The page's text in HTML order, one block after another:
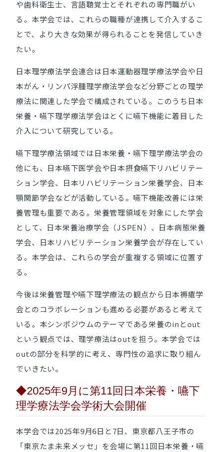
や歯科衛生士、言語聴覚士とそれぞれの専門職がい
る。本学会では、これらの職種が連携して介入するこ
とで、より大きな効果が得られることを発信していき
たい。
日本理学療法学会連合は日本運動器理学療法学会や日
本がん・リンパ浮腫理学療法学会など分野ごとの理学
療法に関連した学会で構成されている。このうち日本
栄養・嚥下理学療法学会はとくに嚥下機能に着目した
介入について研究している。
嚥下理学療法領域では日本栄養・嚥下理学療法学会の
他にも、日本嚥下医学会や日本摂食嚥下リハビリテー
ション学会、日本リハビリテーション栄養学会、日本
顎関節学会などが活動している。嚥下機能改善には栄
養管理も重要である。栄養管理領域を対象にした学会
として、日本栄養治療学会（JSPEN）、日本病態栄養
学会、日本リハビリテーション栄養学会が存在してい
る。本学会は、これらの学会が重複する領域に位置す
る。
今後は栄養管理や嚥下理学療法の観点から日本褥瘡学
会とのコラボレーションも進める必要があると考えて
いる。本シンポジウムのテーマである栄養のinとout
という観点では、理学療法はoutを担う。本学会では
outの部分を科学的に考え、専門性の追求に取り組ん
でいきたい。
◆2025年9月に第11回日本栄養・嚥下
理学療法学会学術大会開催
本学会では2025年9月6日と7日、東京都八王子市の
「東京たま未来メッセ」を会場に第11回日本栄養・嚥